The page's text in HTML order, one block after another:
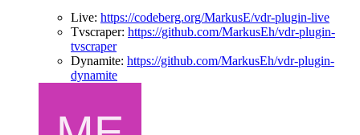
Live: https://codeberg.org/MarkusE/vdr-plugin-live
Tvscraper: https://github.com/MarkusEh/vdr-plugin-
tvscraper
Dynamite: https://github.com/MarkusEh/vdr-plugin-
dynamite